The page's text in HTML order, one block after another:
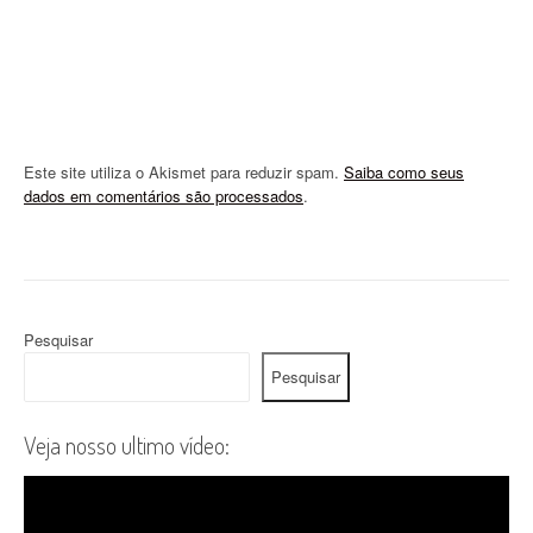
Este site utiliza o Akismet para reduzir spam. Saiba como seus
dados em comentários são processados.
Pesquisar
Pesquisar
Veja nosso ultimo vídeo: